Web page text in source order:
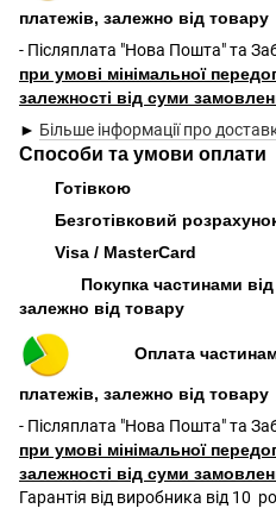
платежів, залежно від товару
- Післяплата "Нова Пошта" та
при умові мінімальної
залежності від суми
► Більше інформації про
Способи та умови оплати
Готівкою
Безготівковий
Visa / MasterCard
Покупка частинами від
залежно від товару
Оплата частинами
платежів, залежно від товару
- Післяплата "Нова Пошта" та
при умові мінімальної
залежності від суми
Гарантія від виробника від 10